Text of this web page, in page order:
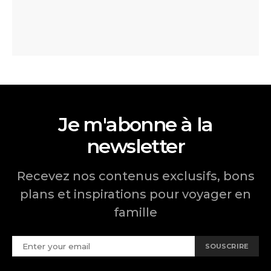
Je m'abonne à la
newsletter
Recevez nos contenus exclusifs, bons
plans et inspirations pour voyager en
famille
SOUSCRIRE